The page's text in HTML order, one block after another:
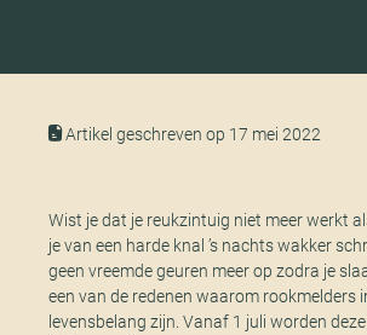
Artikel geschreven op 17 mei 2022
Wist je dat je reukzintuig niet meer werkt
je van een harde knal ’s nachts wakker
geen vreemde geuren meer op zodra je
een van de redenen waarom rookmelders
levensbelang zijn. Vanaf 1 juli worden